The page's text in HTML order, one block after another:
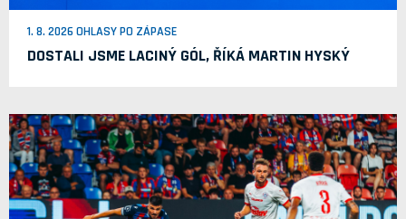
1. 8. 2026 OHLASY PO ZÁPASE
DOSTALI JSME LACINÝ GÓL, ŘÍKÁ MARTIN HYSKÝ